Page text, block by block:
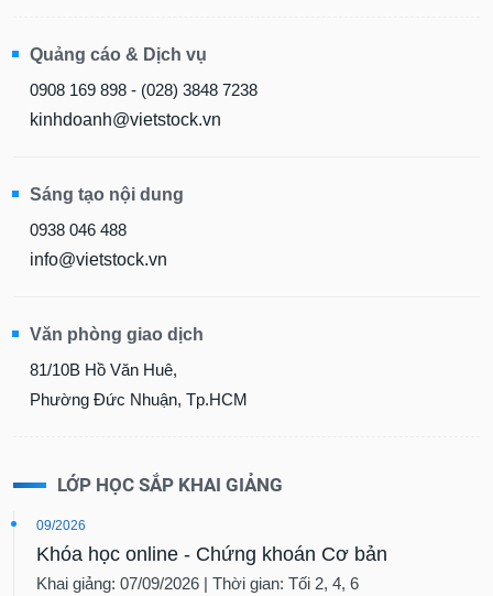
Quảng cáo & Dịch vụ
0908 169 898 - (028) 3848 7238
kinhdoanh@vietstock.vn
Sáng tạo nội dung
0938 046 488
info@vietstock.vn
Văn phòng giao dịch
81/10B Hồ Văn Huê,
Phường Đức Nhuận, Tp.HCM
LỚP HỌC SẮP KHAI GIẢNG
09/2026
Khóa học online - Chứng khoán Cơ bản
Khai giảng: 07/09/2026 | Thời gian: Tối 2, 4, 6